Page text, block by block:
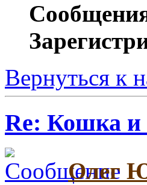
Вернуться к
Re: Кошка и
Олег